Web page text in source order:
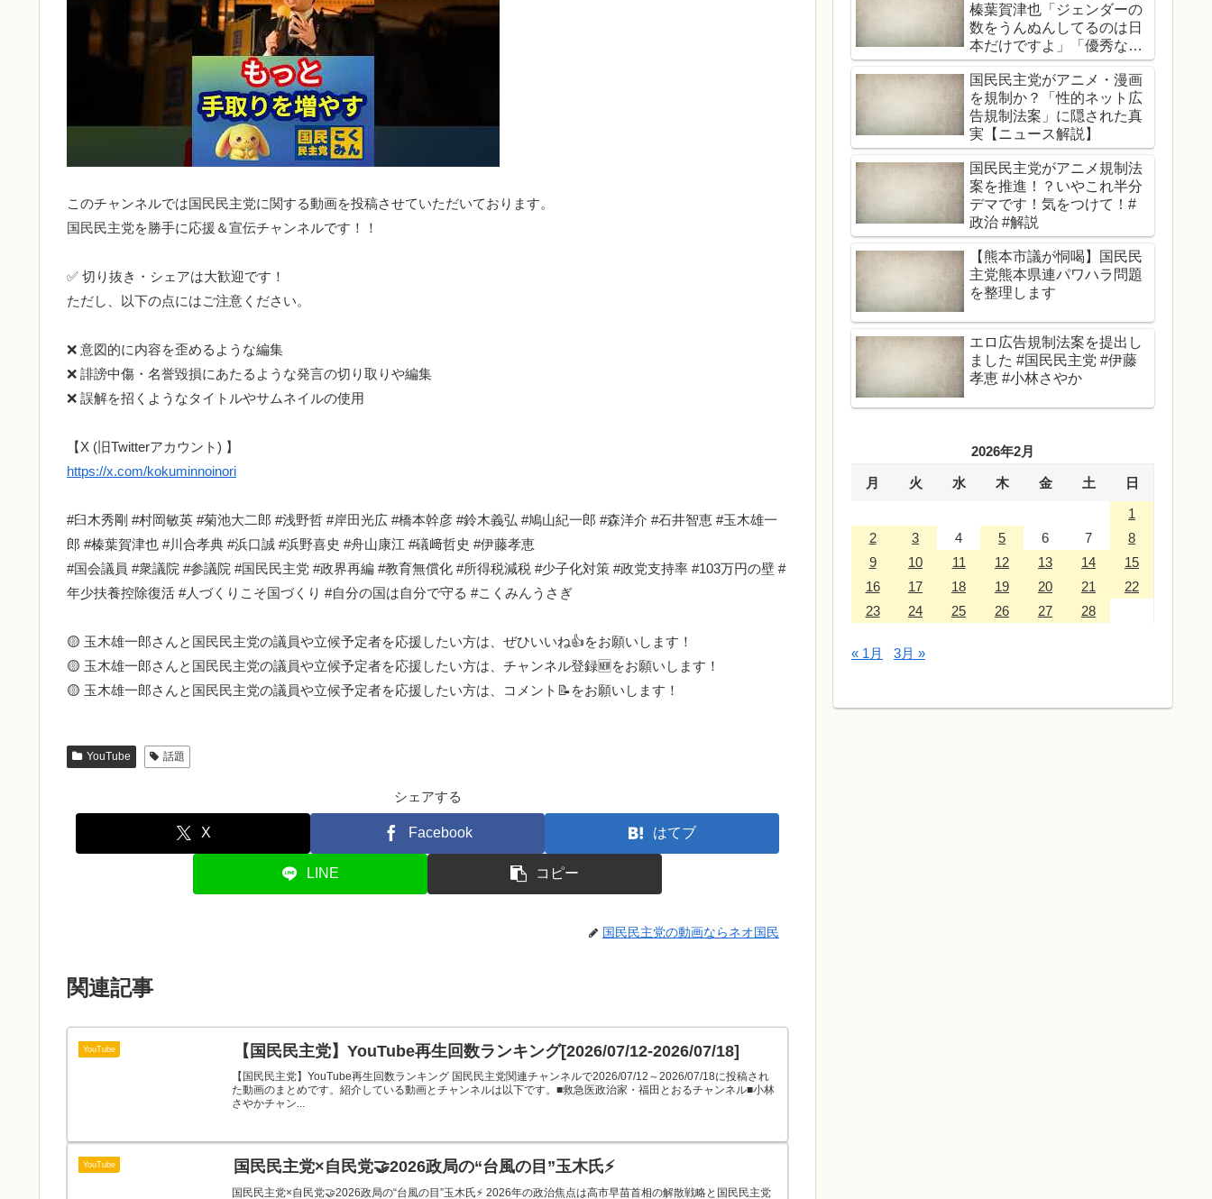
このチャンネルでは国民民主党に関する動画を投稿させていただいております。
国民民主党を勝手に応援＆宣伝チャンネルです！！
✅ 切り抜き・シェアは大歓迎です！
ただし、以下の点にはご注意ください。
❌ 意図的に内容を歪めるような編集
❌ 誹謗中傷・名誉毀損にあたるような発言の切り取りや編集
❌ 誤解を招くようなタイトルやサムネイルの使用
【X (旧Twitterアカウント) 】
https://x.com/kokuminnoinori
#臼木秀剛 #村岡敏英 #菊池大二郎 #浅野哲 #岸田光広 #橋本幹彦 #鈴木義弘 #鳩山紀一郎 #森洋介 #石井智恵 #玉木雄一
郎 #榛葉賀津也 #川合孝典 #浜口誠 #浜野喜史 #舟山康江 #礒﨑哲史 #伊藤孝恵
#国会議員 #衆議院 #参議院 #国民民主党 #政界再編 #教育無償化 #所得税減税 #少子化対策 #政党支持率 #103万円の壁 #
年少扶養控除復活 #人づくりこそ国づくり #自分の国は自分で守る #こくみんうさぎ
🟡 玉木雄一郎さんと国民民主党の議員や立候予定者を応援したい方は、ぜひいいね👍をお願いします！
🟡 玉木雄一郎さんと国民民主党の議員や立候予定者を応援したい方は、チャンネル登録🆕をお願いします！
🟡 玉木雄一郎さんと国民民主党の議員や立候予定者を応援したい方は、コメント📝をお願いします！
YouTube 話題
シェアする
X Facebook はてブ
LINE コピー
国民民主党の動画ならネオ国民
関連記事
YouTube 【国民民主党】YouTube再生回数ランキング[2026/07/12-2026/07/18]
【国民民主党】YouTube再生回数ランキング 国民民主党関連チャンネルで2026/07/12～2026/07/18に投稿され
た動画のまとめです。紹介している動画とチャンネルは以下です。■救急医政治家・福田とおるチャンネル■小林
さやかチャン...
YouTube 国民民主党×自民党🤝2026政局の“台風の目”玉木氏⚡️
国民民主党×自民党🤝2026政局の“台風の目”玉木氏⚡️ 2026年の政治焦点は高市早苗首相の解散戦略と国民民主党
榛葉賀津也「ジェンダーの
数をうんぬんしてるのは日
本だけですよ」「優秀な女
性、男性関係なくどんどん
登用する」
国民民主党がアニメ・漫画
を規制か？「性的ネット広
告規制法案」に隠された真
実【ニュース解説】
国民民主党がアニメ規制法
案を推進！？いやこれ半分
デマです！気をつけて！#
政治 #解説
【熊本市議が恫喝】国民民
主党熊本県連パワハラ問題
を整理します
エロ広告規制法案を提出し
ました #国民民主党 #伊藤
孝恵 #小林さやか
2026年2月
月 火 水 木 金 土
日
1
2
3 4 5 6 7
8
9
10 11 12 13 14
15
16
17 18 19 20 21
22
23
24 25 26 27 28
« 1月 3月 »